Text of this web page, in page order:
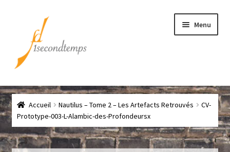
navigation
contenu
Menu
Accueil
Chef
CLICK & COLLECT
Accueil Nautilus – Tome 2 – Les Artefacts Retrouvés
CV-
Prototype-003-L-Alambic-des-Profondeursx